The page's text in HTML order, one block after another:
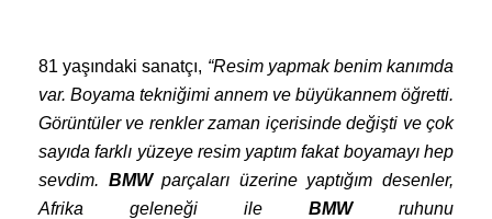
81 yaşındaki sanatçı, “Resim yapmak benim kanımda
var. Boyama tekniğimi annem ve büyükannem öğretti.
Görüntüler ve renkler zaman içerisinde değişti ve çok
sayıda farklı yüzeye resim yaptım fakat boyamayı hep
sevdim. BMWparçaları üzerine yaptığım desenler,
Afrika geleneği ile BMWruhunu